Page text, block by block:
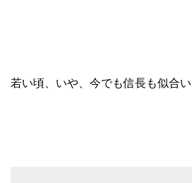
若い頃、いや、今でも信長も似合